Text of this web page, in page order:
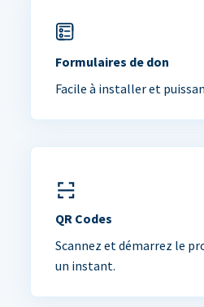
Formulaires de don
Facile à installer et
QR Codes
Scannez et démarrez le
un instant.